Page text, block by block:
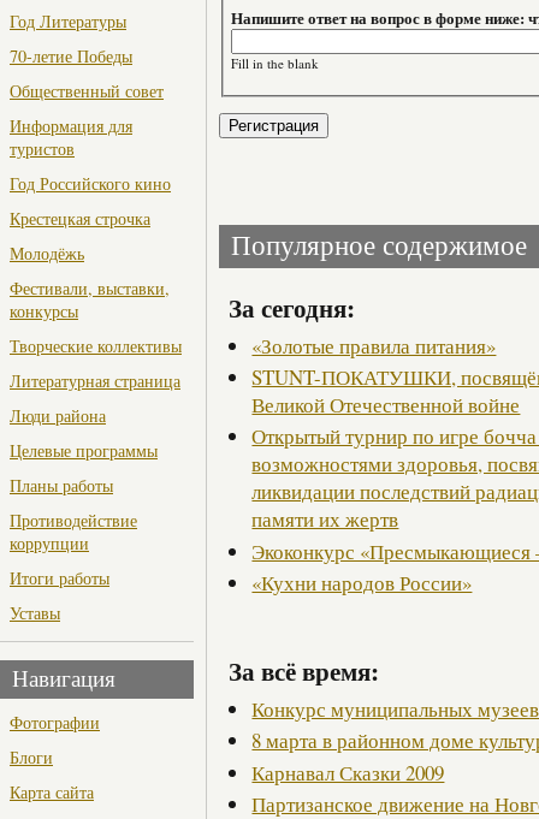
Год Литературы
70-летие Победы
Общественный совет
Информация для
туристов
Год Российского кино
Крестецкая строчка
Молодёжь
Фестивали, выставки,
конкурсы
Творческие коллективы
Литературная страница
Люди района
Целевые программы
Планы работы
Противодействие
коррупции
Итоги работы
Уставы
Навигация
Фотографии
Блоги
Карта сайта
Напишите ответ на вопрос в форме ниже:
Fill in the blank
Популярное содержимое
За сегодня:
«Золотые правила питания»
STUNT-ПОКАТУШКИ,
Великой Отечественной войне
Открытый турнир по игре
возможностями здоровья,
ликвидации последствий
памяти их жертв
Экоконкурс «Пресмыкающиеся
«Кухни народов России»
За всё время:
Конкурс муниципальных музеев
8 марта в районном доме
Карнавал Сказки 2009
Партизанское движение на